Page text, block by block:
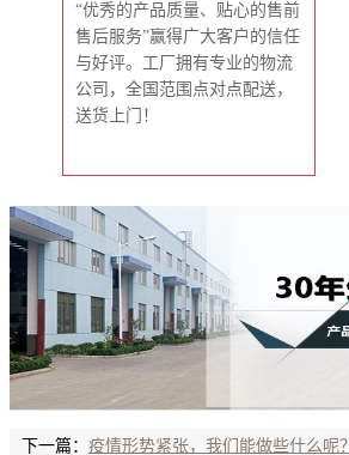
“优秀的产品质量、贴心的售前
售后服务”赢得广大客户的信任
与好评。工厂拥有专业的物流
公司，全国范围点对点配送，
送货上门！
下一篇： 疫情形势紧张，我们能做些什么呢？